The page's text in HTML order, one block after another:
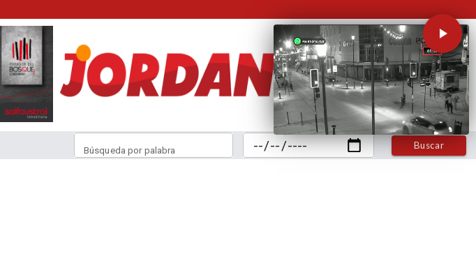
Buscar
Búsqueda por palabra